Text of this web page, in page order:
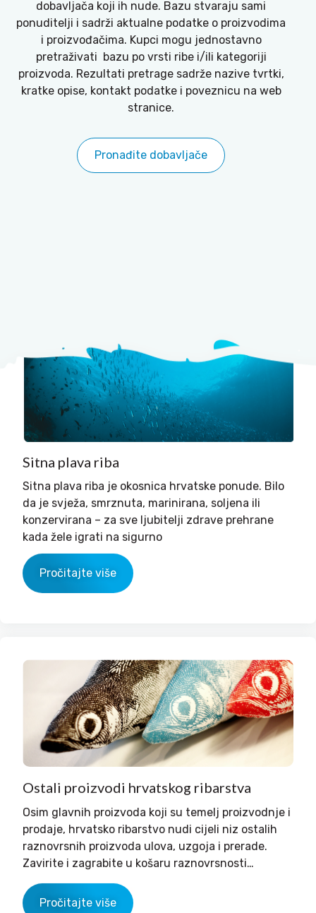
dobavljača koji ih nude. Bazu stvaraju sami
ponuditelji i sadrži aktualne podatke o proizvodima
i proizvođačima. Kupci mogu jednostavno
pretraživati bazu po vrsti ribe i/ili kategoriji
proizvoda. Rezultati pretrage sadrže nazive tvrtki,
kratke opise, kontakt podatke i poveznicu na web
stranice.
Pronađite dobavljače
Sitna plava riba
Sitna plava riba je okosnica hrvatske ponude. Bilo
da je svježa, smrznuta, marinirana, soljena ili
konzervirana – za sve ljubitelji zdrave prehrane
kada žele igrati na sigurno
Pročitajte više
Ostali proizvodi hrvatskog ribarstva
Osim glavnih proizvoda koji su temelj proizvodnje i
prodaje, hrvatsko ribarstvo nudi cijeli niz ostalih
raznovrsnih proizvoda ulova, uzgoja i prerade.
Zavirite i zagrabite u košaru raznovrsnosti…
Pročitajte više